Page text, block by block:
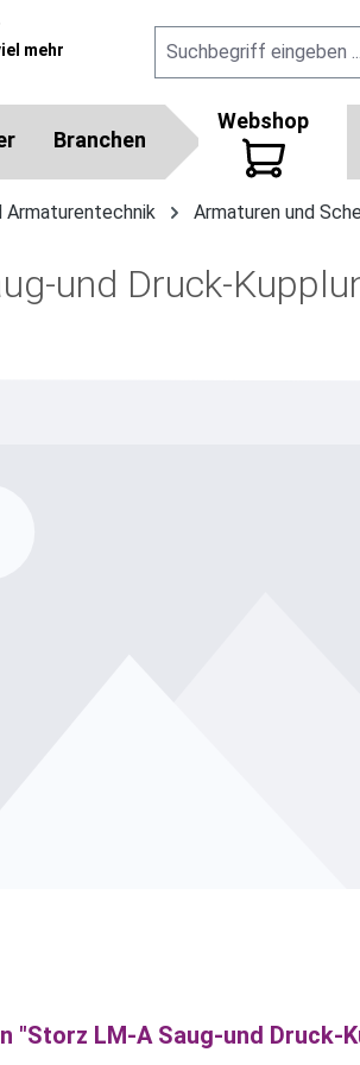
mehr
Branchen
Webshop
Armaturentechnik Armaturen und
und Druck-
LM-A Saug-und Druck-